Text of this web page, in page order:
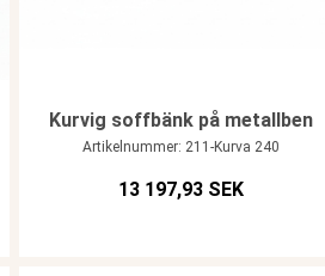
Kurvig soffbänk på metallben
Artikelnummer: 211-Kurva 240
13 197,93 SEK